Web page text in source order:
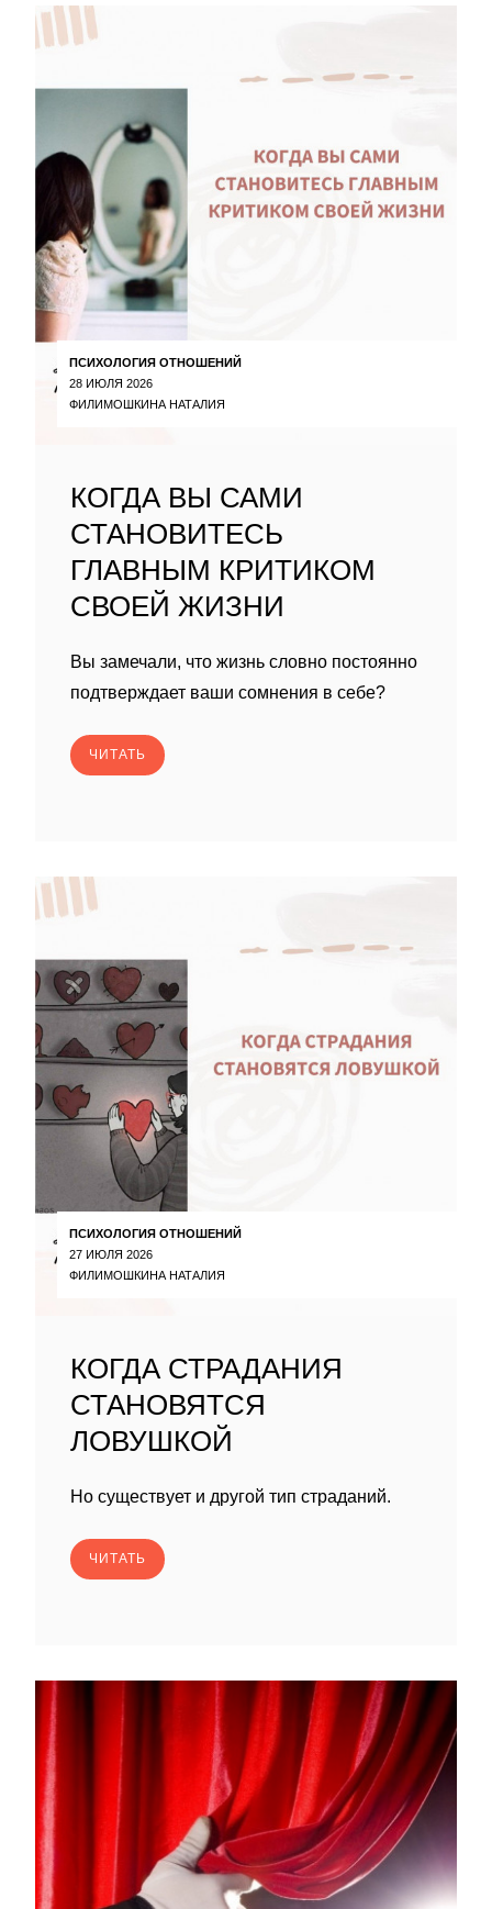
ПСИХОЛОГИЯ ОТНОШЕНИЙ
28 ИЮЛЯ 2026
ФИЛИМОШКИНА НАТАЛИЯ
КОГДА ВЫ САМИ
СТАНОВИТЕСЬ
ГЛАВНЫМ КРИТИКОМ
СВОЕЙ ЖИЗНИ
Вы замечали, что жизнь словно постоянно
подтверждает ваши сомнения в себе?
ЧИТАТЬ
ПСИХОЛОГИЯ ОТНОШЕНИЙ
27 ИЮЛЯ 2026
ФИЛИМОШКИНА НАТАЛИЯ
КОГДА СТРАДАНИЯ
СТАНОВЯТСЯ
ЛОВУШКОЙ
Но существует и другой тип страданий.
ЧИТАТЬ